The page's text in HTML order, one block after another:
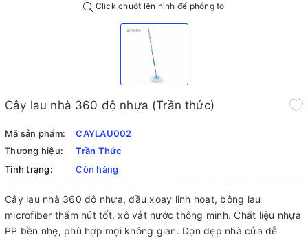
Click chuột lên hình để phóng to
Cây lau nhà 360 độ nhựa (Trần thức)
Mã sản phẩm:
CAYLAU002
Thương hiệu:
Trần Thức
Tình trạng:
Còn hàng
Cây lau nhà 360 độ nhựa, đầu xoay linh hoạt, bông lau
microfiber thấm hút tốt, xô vắt nước thông minh. Chất liệu nhựa
PP bền nhẹ, phù hợp mọi không gian. Dọn dẹp nhà cửa dễ